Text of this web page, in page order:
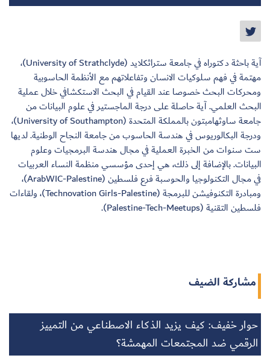
آية باحثة دكتوراه في جامعة ستراثكلايد (University of Strathclyde)،
مهتمة في فهم سلوكيات الانسان وتفاعلاتهم مع الأنظمة الحاسوبية
ومحركات البحث خصوصا عند القيام في البحث الاستكشافي خلال عملية
البحث العلمي. آية حاصلة على درجة الماجستير في علوم البيانات من
جامعة ساوثهامبتون بالمملكة المتحدة (University of Southampton)،
ودرجة البكالوريوس في هندسة الحاسوب من جامعة النجاح الوطنية. لديها
ست سنوات من الخبرة العملية في مجال هندسة البرمجيات وعلوم
البيانات. بالإضافة إلى ذلك، هي إحدى مؤسسي منظمة النساء العربيات
في مجال التكنولوجيا والحوسبة فرع فلسطين (ArabWIC-Palestine)،
ومبادرة التكنوفيشن للبرمجة (Technovation Girls-Palestine)، ولقاءات
فلسطين التقنية (Palestine-Tech-Meetups).
مشاركة الضيف
حوار خفيف: كيف يزيد الذكاء الاصطناعي من التمييز
الرقمي ضد المجتمعات المهمشة؟